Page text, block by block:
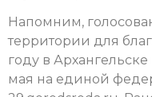
Напомним,
территории для
году в
мая на единой